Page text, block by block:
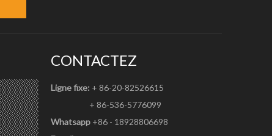
CONTACTEZ
Ligne fixe: + 86-20-82526615
+ 86-536-5776099
Whatsapp +86 - 18928806698